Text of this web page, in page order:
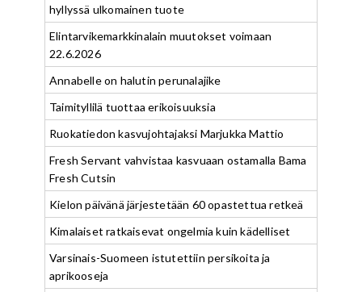
hyllyssä ulkomainen tuote
Elintarvikemarkkinalain muutokset voimaan
22.6.2026
Annabelle on halutin perunalajike
Taimityllilä tuottaa erikoisuuksia
Ruokatiedon kasvujohtajaksi Marjukka Mattio
Fresh Servant vahvistaa kasvuaan ostamalla Bama
Fresh Cutsin
Kielon päivänä järjestetään 60 opastettua retkeä
Kimalaiset ratkaisevat ongelmia kuin kädelliset
Varsinais-Suomeen istutettiin persikoita ja
aprikooseja